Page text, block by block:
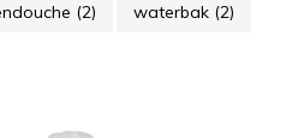
(2) waterbak (2)